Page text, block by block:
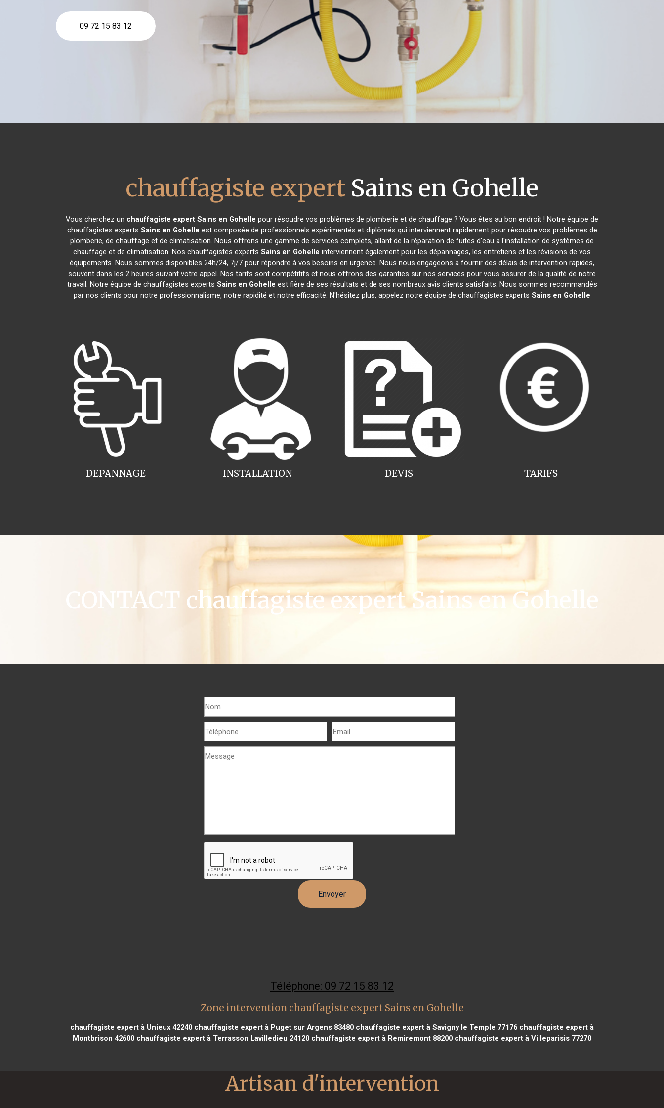
09 72 15 83 12
chauffagiste expert Sains en Gohelle
Vous cherchez un chauffagiste expert Sains en Gohelle pour résoudre vos problèmes de plomberie et de chauffage ? Vous êtes au bon endroit ! Notre équipe de
chauffagistes experts Sains en Gohelle est composée de professionnels expérimentés et diplômés qui interviennent rapidement pour résoudre vos problèmes de
plomberie, de chauffage et de climatisation. Nous offrons une gamme de services complets, allant de la réparation de fuites d'eau à l'installation de systèmes de
chauffage et de climatisation. Nos chauffagistes experts Sains en Gohelle interviennent également pour les dépannages, les entretiens et les révisions de vos
équipements. Nous sommes disponibles 24h/24, 7j/7 pour répondre à vos besoins en urgence. Nous nous engageons à fournir des délais de intervention rapides,
souvent dans les 2 heures suivant votre appel. Nos tarifs sont compétitifs et nous offrons des garanties sur nos services pour vous assurer de la qualité de notre
travail. Notre équipe de chauffagistes experts Sains en Gohelle est fière de ses résultats et de ses nombreux avis clients satisfaits. Nous sommes recommandés
par nos clients pour notre professionnalisme, notre rapidité et notre efficacité. N'hésitez plus, appelez notre équipe de chauffagistes experts Sains en Gohelle
INSTALLATION
DEPANNAGE TARIFS
DEVIS
CONTACT chauffagiste expert Sains en Gohelle
Téléphone: 09 72 15 83 12
Zone intervention chauffagiste expert Sains en Gohelle
chauffagiste expert à Unieux 42240 chauffagiste expert à Puget sur Argens 83480 chauffagiste expert à Savigny le Temple 77176 chauffagiste expert à
Montbrison 42600 chauffagiste expert à Terrasson Lavilledieu 24120 chauffagiste expert à Remiremont 88200 chauffagiste expert à Villeparisis 77270
Artisan d'intervention